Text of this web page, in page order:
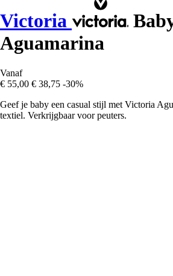
Victoria
Aguamarina
Vanaf
€ 55,00 € 38,75 -30%
Geef je baby een casual stijl met Victoria
textiel. Verkrijgbaar voor peuters.